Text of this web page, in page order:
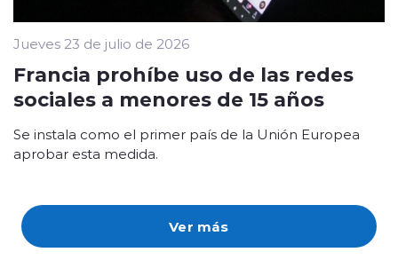
Ver más
Jueves 23 de julio de 2026
Francia prohíbe uso de las redes
sociales a menores de 15 años
Se instala como el primer país de la Unión Europea
aprobar esta medida.